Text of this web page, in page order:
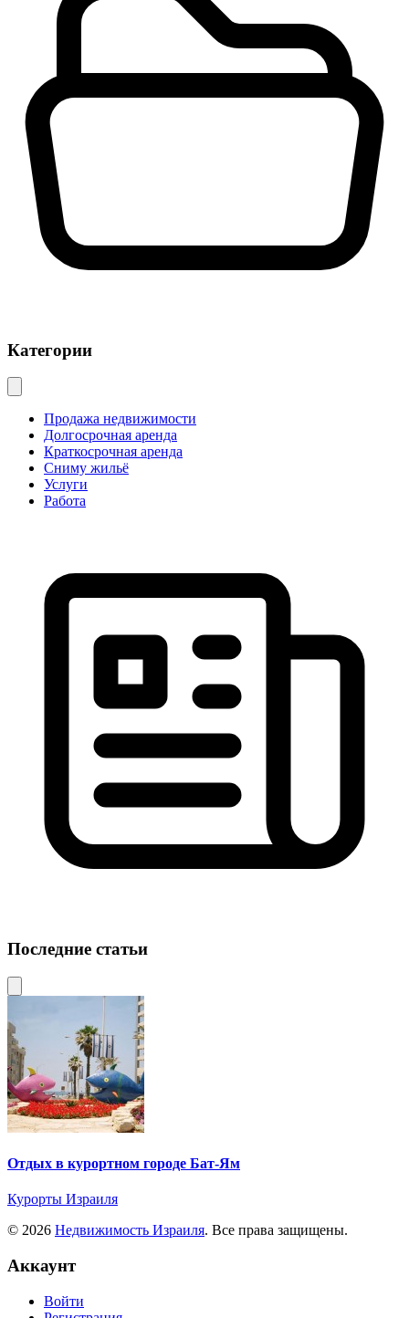
Категории
Продажа недвижимости
Долгосрочная аренда
Краткосрочная аренда
Сниму жильё
Услуги
Работа
Последние статьи
Отдых в курортном городе Бат-Ям
Курорты Израиля
© 2026 Недвижимость Израиля. Все права защищены.
Аккаунт
Войти